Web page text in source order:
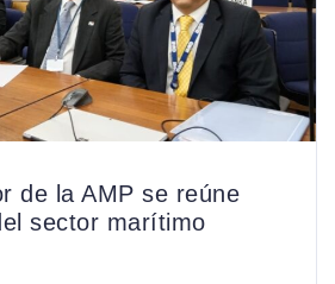
de la AMP se reúne
sector marítimo